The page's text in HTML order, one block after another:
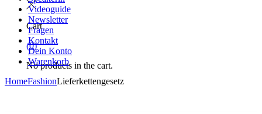
Cart
(0)
No products in the cart.
Videoguide
Newsletter
Fragen
Kontakt
Dein Konto
Warenkorb
HomeFashionLieferkettengesetz